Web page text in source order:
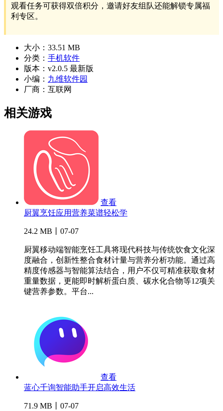
观看任务可获得双倍积分，邀请好友组队还能解锁专属福
利专区。
大小： 33.51 MB
分类： 手机软件
版本： v2.0.5 最新版
小编： 九维软件园
厂商： 互联网
相关游戏
查看
厨翼烹饪应用营养菜谱轻松学
24.2 MB丨07-07
厨翼移动端智能烹饪工具将现代科技与传统饮食文化深
度融合，创新性整合食材计量与营养分析功能。通过高
精度传感器与智能算法结合，用户不仅可精准获取食材
重量数据，更能即时解析蛋白质、碳水化合物等12项关
键营养参数。平台...
查看
蓝心千询智能助手开启高效生活
71.9 MB丨07-07